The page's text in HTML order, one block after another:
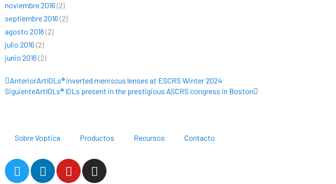
noviembre 2016 (2)
septiembre 2016 (2)
agosto 2016 (2)
julio 2016 (2)
junio 2016 (2)
Ant
AnteriorArtIOLs® inverted meniscus lenses at ESCRS Winter 2024
SiguienteArtIOLs® IOLs present in the prestigious ASCRS congress in Boston
Sobre Voptica Productos Recursos Contacto
T
w
L
i
Y
o
I
n